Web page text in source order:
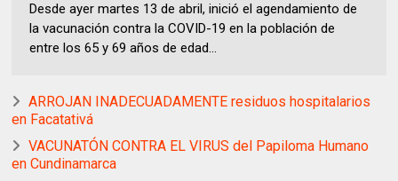
Desde ayer martes 13 de abril, inició el agendamiento de
la vacunación contra la COVID-19 en la población de
entre los 65 y 69 años de edad...
ARROJAN INADECUADAMENTE residuos hospitalarios
en Facatativá
VACUNATÓN CONTRA EL VIRUS del Papiloma Humano
en Cundinamarca